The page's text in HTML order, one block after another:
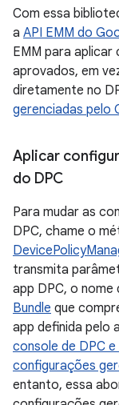
Com essa
a API EMM do
EMM para
aprovados, em
diretamente no
gerenciadas pelo
Aplicar
do DPC
Para mudar as
DPC, chame o
transmita
app DPC, o
Bundle que
app definida pelo
console de DPC
configurações
entanto, essa